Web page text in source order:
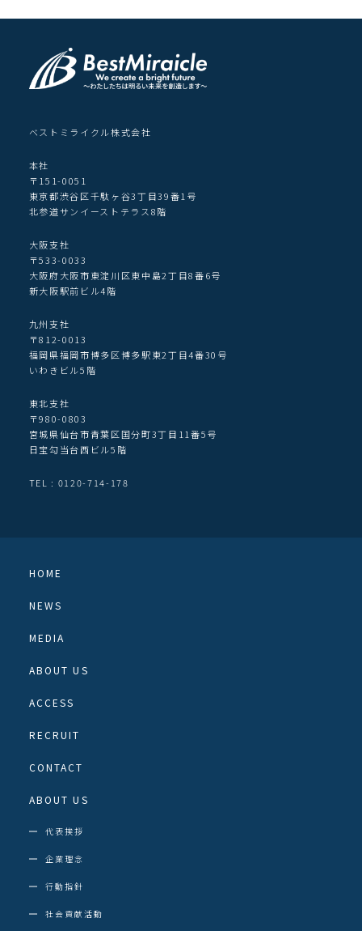
ベストミライクル株式会社
本社
〒151-0051
東京都渋谷区千駄ヶ谷3丁目39番1号
北参道サンイーストテラス8階
大阪支社
〒533-0033
大阪府大阪市東淀川区東中島2丁目8番6号
新大阪駅前ビル4階
九州支社
〒812-0013
福岡県福岡市博多区博多駅東2丁目4番30号
いわきビル5階
東北支社
〒980-0803
宮城県仙台市青葉区国分町3丁目11番5号
日宝勾当台西ビル5階
TEL : 0120-714-178
HOME
NEWS
MEDIA
ABOUT US
ACCESS
RECRUIT
CONTACT
ABOUT US
代表挨拶
企業理念
行動指針
社会貢献活動